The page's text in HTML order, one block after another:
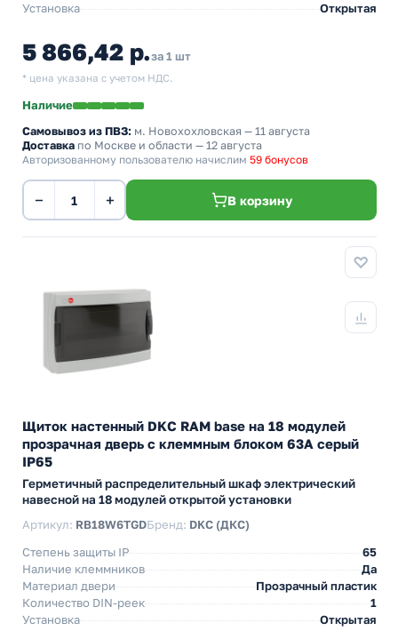
Установка
Открытая
5 866,42 р.за 1 шт
* цена указана с учетом НДС.
Наличие
Самовывоз из ПВЗ: м. Новохохловская — 11 августа
Доставка по Москве и области — 12 августа
Авторизованному пользователю начислим 59 бонусов
− + В корзину
Щиток настенный DKC RAM base на 18 модулей
прозрачная дверь с клеммным блоком 63А серый
IP65
Герметичный распределительный шкаф электрический
навесной на 18 модулей открытой установки
Артикул: RB18W6TGDБренд: DKC (ДКС)
Степень защиты IP
65
Наличие клеммников
Да
Материал двери
Прозрачный пластик
Количество DIN-реек
1
Установка
Открытая